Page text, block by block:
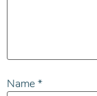
Name*